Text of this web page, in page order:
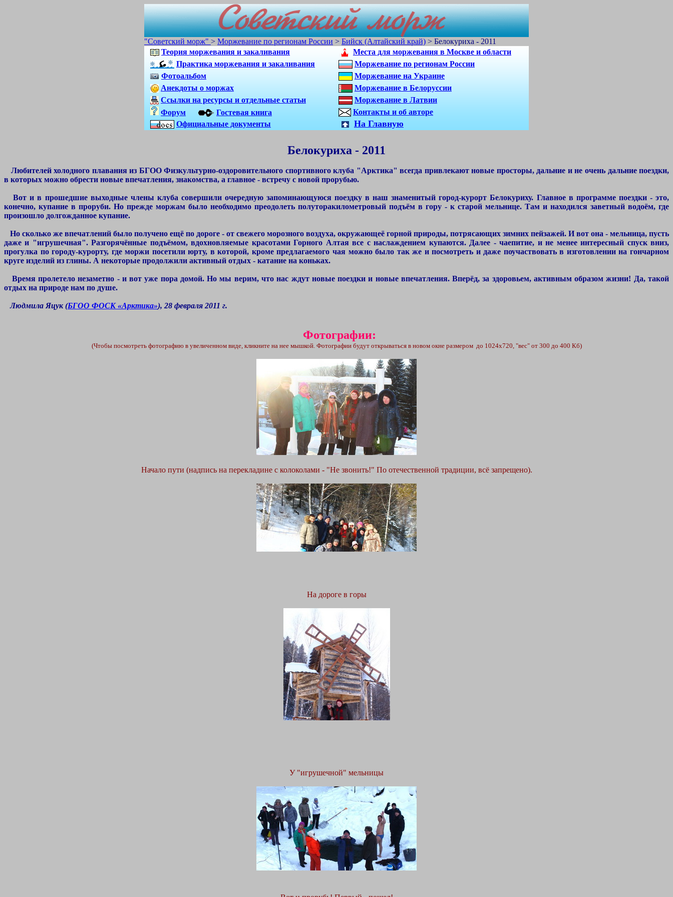
"Советский морж" > Моржевание по регионам России > Бийск (Алтайский край) > Белокуриха - 2011
Теория моржевания и закаливания
Места для моржевания в Москве и области
Практика моржевания и закаливания
Моржевание по регионам России
Фотоальбом
Моржевание на Украине
Анекдоты о моржах
Моржевание в Белоруссии
Ссылки на ресурсы и отдельные статьи
Моржевание в Латвии
Форум
Гостевая книга
Контакты и об авторе
Официальные документы
На Главную
Белокуриха - 2011
Любителей холодного плавания из БГОО Физкультурно-оздоровительного спортивного клуба "Арктика" всегда привлекают новые просторы, дальние и не очень дальние поездки,
в которых можно обрести новые впечатления, знакомства, а главное - встречу с новой прорубью.
Вот и в прошедшие выходные члены клуба совершили очередную запоминающуюся поездку в наш знаменитый город-курорт Белокуриху. Главное в программе поездки - это,
конечно, купание в проруби. Но прежде моржам было необходимо преодолеть полуторакилометровый подъём в гору - к старой мельнице. Там и находился заветный водоём, где
произошло долгожданное купание.
Но сколько же впечатлений было получено ещё по дороге - от свежего морозного воздуха, окружающеё горной природы, потрясающих зимних пейзажей. И вот она - мельница, пусть
даже и "игрушечная". Разгорячённые подъёмом, вдохновляемые красотами Горного Алтая все с наслаждением купаются. Далее - чаепитие, и не менее интересный спуск вниз,
прогулка по городу-курорту, где моржи посетили юрту, в которой, кроме предлагаемого чая можно было так же и посмотреть и даже поучаствовать в изготовлении на гончарном
круге изделий из глины. А некоторые продолжили активный отдых - катание на коньках.
Время пролетело незаметно - и вот уже пора домой. Но мы верим, что нас ждут новые поездки и новые впечатления. Вперёд, за здоровьем, активным образом жизни! Да, такой
отдых на природе нам по душе.
Людмила Яцук (БГОО ФОСК «Арктика»), 28 февраля 2011 г.
Фотографии:
(Чтобы посмотреть фотографию в увеличенном виде, кликните на нее мышкой. Фотографии будут открываться в новом окне размером до 1024х720, "вес" от 300 до 400 Кб)
Начало пути (надпись на перекладине с колоколами - "Не звонить!" По отечественной традиции, всё запрещено).
На дороге в горы
У "игрушечной" мельницы